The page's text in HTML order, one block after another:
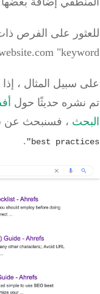
"keyword".
على سبيل المثال ،
تم نشره حديثًا حول
البحث ، فسنبحث عن
best practices"
.